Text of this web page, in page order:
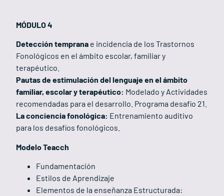
MÓDULO 4
Detección temprana e incidencia de los Trastornos
Fonológicos en el ámbito escolar, familiar y
terapéutico.
Pautas de estimulación del lenguaje en el ámbito
familiar, escolar y terapéutico: Modelado y Actividades
recomendadas para el desarrollo. Programa desafío 21.
La conciencia fonológica: Entrenamiento auditivo
para los desafíos fonológicos.
Modelo Teacch
Fundamentación
Estilos de Aprendizaje
Elementos de la enseñanza Estructurada: